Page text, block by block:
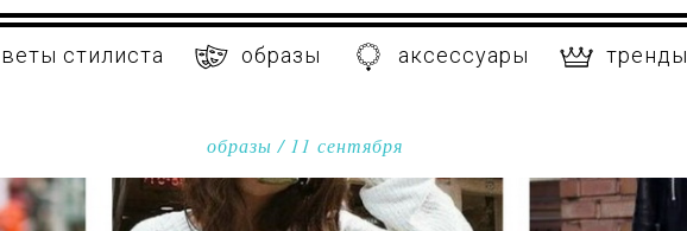
стилиста образы аксессуары тренды
образы / 11 сентября